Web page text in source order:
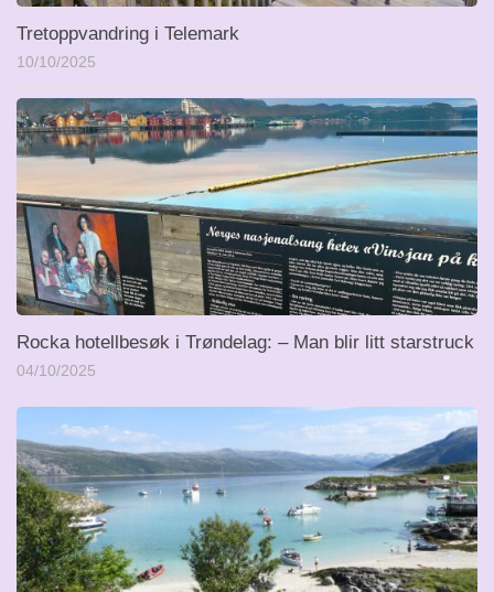
Tretoppvandring i Telemark
10/10/2025
Rocka hotellbesøk i Trøndelag: – Man blir litt starstruck
04/10/2025